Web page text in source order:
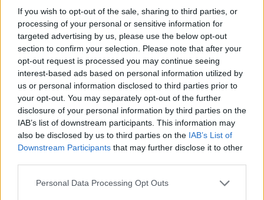
If you wish to opt-out of the sale, sharing to third parties, or
processing of your personal or sensitive information for
targeted advertising by us, please use the below opt-out
section to confirm your selection. Please note that after your
opt-out request is processed you may continue seeing
interest-based ads based on personal information utilized by
us or personal information disclosed to third parties prior to
your opt-out. You may separately opt-out of the further
disclosure of your personal information by third parties on the
IAB’s list of downstream participants. This information may
also be disclosed by us to third parties on the IAB’s List of
Downstream Participants that may further disclose it to other
Personal Data Processing Opt Outs
nettó pénzáramlásokat tekintve, s nem számítva a
partner-, és jogi kockázatokat, valamint az
automatikus megújítódást - megegyezik egy
diszkontkincstárjegy kibocsátásával. Az alábbi
táblázaton látható a swap-ügyletek hatása az
adósságportfolió durációjára.
Jól látható, hogy Dánia, Finnország, Írország,
Portugália és Svédország esetében a swap-
ügyletekkel rövidítették a portfoliót. A swap-